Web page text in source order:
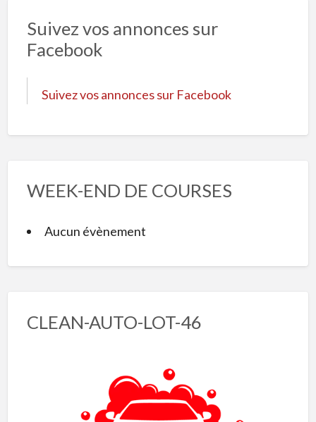
Suivez vos annonces sur
Facebook
Suivez vos annonces sur Facebook
WEEK-END DE COURSES
Aucun évènement
CLEAN-AUTO-LOT-46